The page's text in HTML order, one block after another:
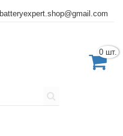
batteryexpert.shop@gmail.com
0 шт.